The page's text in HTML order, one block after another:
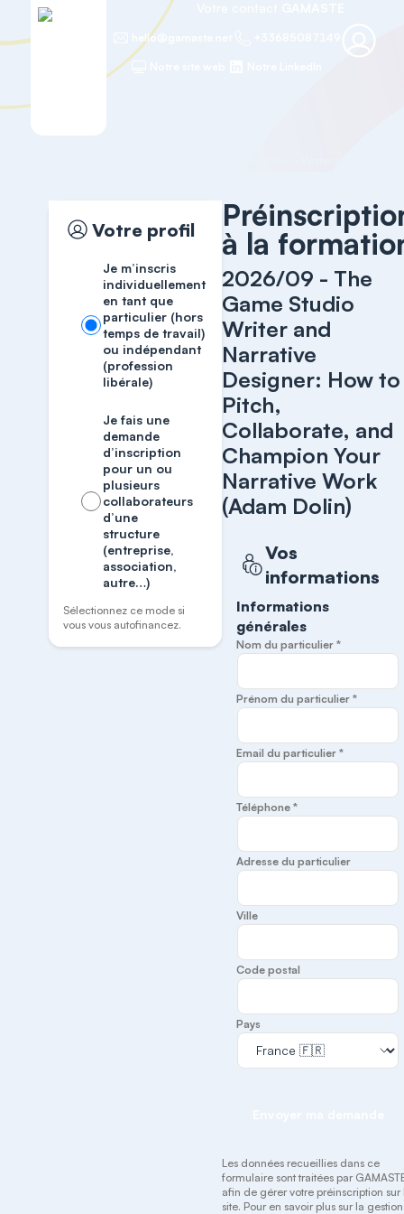
hello@gamaste.net
Votre profil
Je m’inscris
individuellement
en tant que
particulier (hors
temps de travail)
ou indépendant
(profession
libérale)
Je fais une
demande
d’inscription
pour un ou
plusieurs
collaborateurs
d’une
structure
(entreprise,
association,
autre…)
Sélectionnez ce mode si
vous vous autofinancez.
à la
2026/09 - The
Game Studio
Writer and
Narrative
Designer: How to
Pitch,
Collaborate, and
Champion Your
Narrative Work
(Adam Dolin)
Vos
informations
Informations
générales
Nom du particulier *
Prénom du particulier *
Email du particulier *
Téléphone *
Adresse du particulier
Ville
Code postal
Pays
Les données recueillies dans ce
formulaire sont traitées par
afin de gérer votre préinscription sur
site. Pour en savoir plus sur la gestion